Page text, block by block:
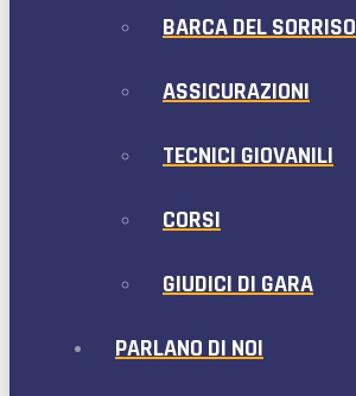
BARCA DEL SORRISO
ASSICURAZIONI
TECNICI GIOVANILI
CORSI
GIUDICI DI GARA
PARLANO DI NOI